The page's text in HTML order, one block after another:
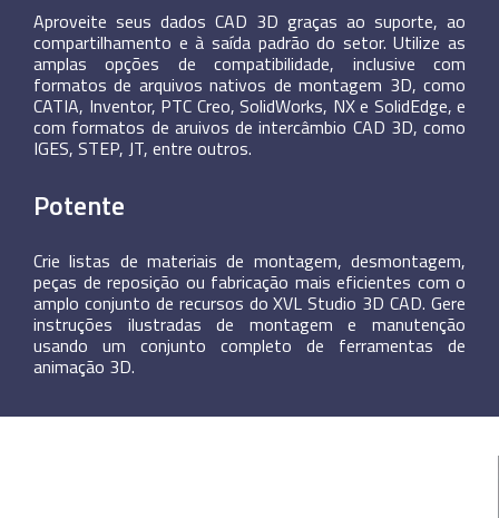
Aproveite seus dados CAD 3D graças ao suporte, ao
compartilhamento e à saída padrão do setor. Utilize as
amplas opções de compatibilidade, inclusive com
formatos de arquivos nativos de montagem 3D, como
CATIA, Inventor, PTC Creo, SolidWorks, NX e SolidEdge, e
com formatos de aruivos de intercâmbio CAD 3D, como
IGES, STEP, JT, entre outros.
Potente
Crie listas de materiais de montagem, desmontagem,
peças de reposição ou fabricação mais eficientes com o
amplo conjunto de recursos do XVL Studio 3D CAD. Gere
instruções ilustradas de montagem e manutenção
usando um conjunto completo de ferramentas de
animação 3D.